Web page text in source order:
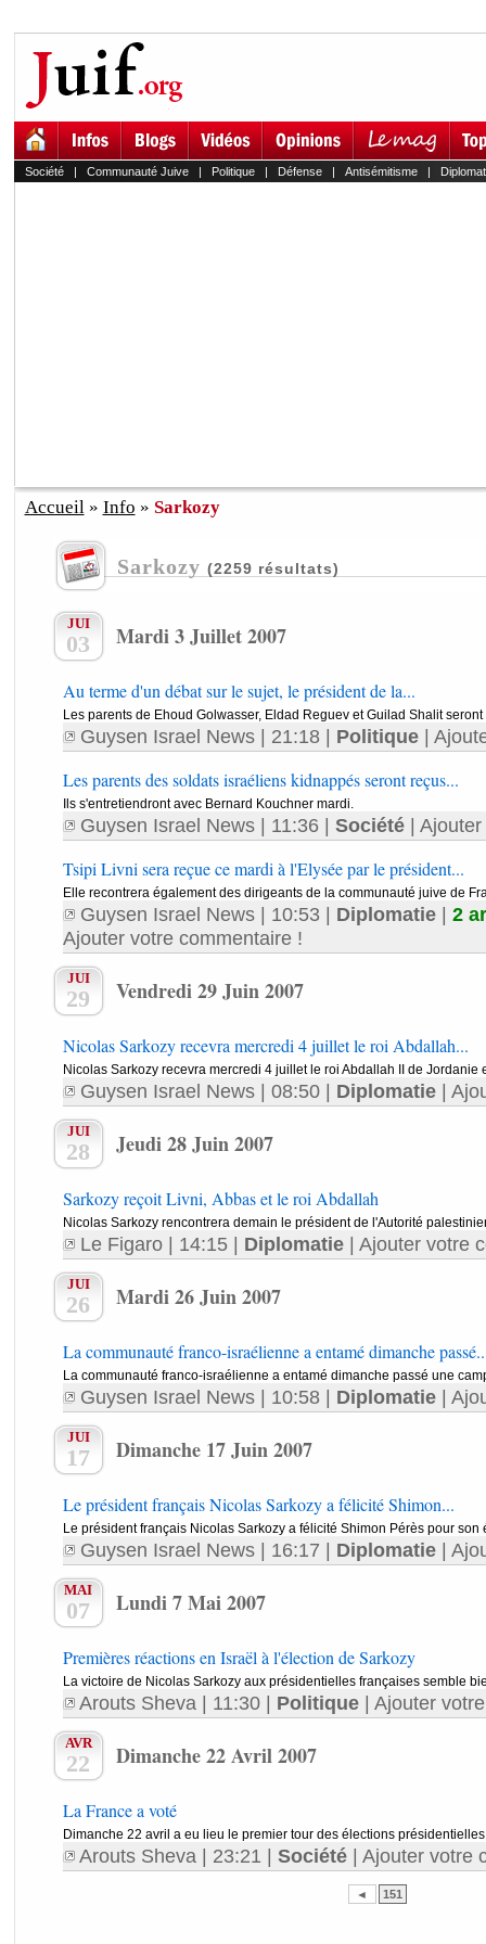
Société| Communauté Juive| Politique| Défense| Antisémitisme|
Accueil» Info » Sarkozy
Sarkozy (2259 résultats)
JUI
03 Mardi 3 Juillet 2007
Au terme d'un débat sur le sujet, le président de la...
Les parents de Ehoud Golwasser, Eldad Reguev et Guilad Shalit
Guysen Israel News| 21:18 | Politique|
Les parents des soldats israéliens kidnappés seront reçus...
Ils s'entretiendront avec Bernard Kouchner mardi.
Guysen Israel News| 11:36 | Société|
Tsipi Livni sera reçue ce mardi à l'Elysée par le président...
Elle recontrera également des dirigeants de la communauté juive de
Guysen Israel News| 10:53 | Diplomatie| 2
Ajouter votre commentaire !
JUI
29 Vendredi 29 Juin 2007
Nicolas Sarkozy recevra mercredi 4 juillet le roi Abdallah...
Nicolas Sarkozy recevra mercredi 4 juillet le roi Abdallah II de Jordanie
Guysen Israel News| 08:50 | Diplomatie|
JUI
28 Jeudi 28 Juin 2007
Sarkozy reçoit Livni, Abbas et le roi Abdallah
Nicolas Sarkozy rencontrera demain le président de l'Autorité
Le Figaro| 14:15 | Diplomatie| Ajouter votre
JUI
26 Mardi 26 Juin 2007
La communauté franco-israélienne a entamé dimanche
La communauté franco-israélienne a entamé dimanche passé une
Guysen Israel News| 10:58 | Diplomatie|
JUI
17 Dimanche 17 Juin 2007
Le président français Nicolas Sarkozy a félicité Shimon...
Le président français Nicolas Sarkozy a félicité Shimon Pérès pour son
Guysen Israel News| 16:17 | Diplomatie|
MAI
07 Lundi 7 Mai 2007
Premières réactions en Israël à l'élection de Sarkozy
La victoire de Nicolas Sarkozy aux présidentielles françaises semble
Arouts Sheva | 11:30 | Politique| Ajouter
AVR
22 Dimanche 22 Avril 2007
La France a voté
Dimanche 22 avril a eu lieu le premier tour des élections
Arouts Sheva | 23:21 | Société| Ajouter votre
◄ 151